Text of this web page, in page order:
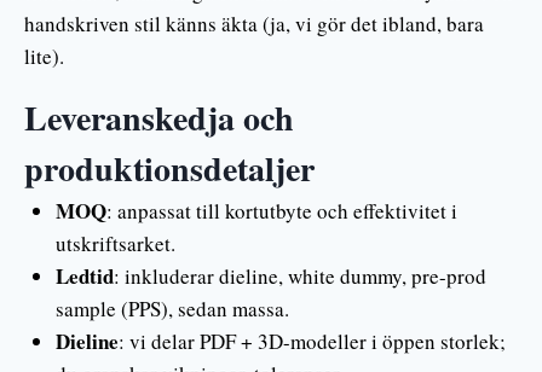
handskriven stil känns äkta (ja, vi gör det ibland, bara
lite).
Leveranskedja och
produktionsdetaljer
MOQ: anpassat till kortutbyte och effektivitet i
utskriftsarket.
Ledtid: inkluderar dieline, white dummy, pre-prod
sample (PPS), sedan massa.
Dieline: vi delar PDF + 3D-modeller i öppen storlek;